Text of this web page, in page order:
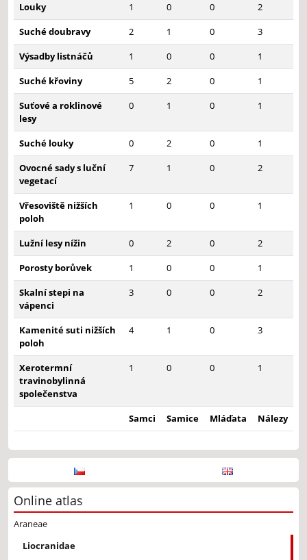
Louky
1 0 0
2
Suché doubravy
2 1 0
3
Výsadby listnáčů
1 0 0
1
Suché křoviny
5 2 0
1
Suťové a roklinové
lesy
0 1 0 1
Suché louky 0 2 0
1
Ovocné sady s luční
vegetací
7 1 0 2
Vřesoviště nižších
poloh
1 0 0 1
Lužní lesy nížin 0 2 0
2
Porosty borůvek
1 0 0
1
Skalní stepi na
vápenci
3 0 0 2
Kamenité suti nižších
poloh
4 1 0 3
Xerotermní
travinobylinná
společenstva
1 0 0 1
Samci Samice Mláďata Nálezy
Online atlas
Araneae
Liocranidae